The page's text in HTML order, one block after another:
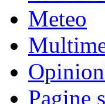
Meteo
Pagine